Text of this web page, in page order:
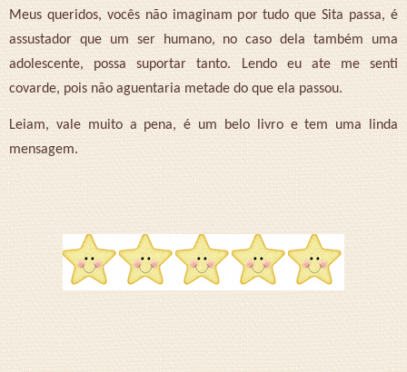
Meus queridos, vocês não imaginam por tudo que Sita passa, é
assustador que um ser humano, no caso dela também uma
adolescente, possa suportar tanto. Lendo eu ate me senti
covarde, pois não aguentaria metade do que ela passou.
Leiam, vale muito a pena, é um belo livro e tem uma linda
mensagem.